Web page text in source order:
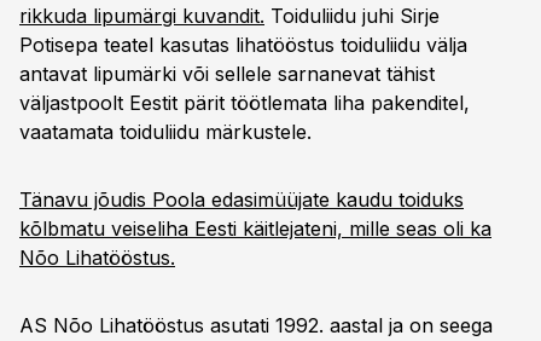
rikkuda lipumärgi kuvandit. Toiduliidu juhi Sirje
Potisepa teatel kasutas lihatööstus toiduliidu välja
antavat lipumärki või sellele sarnanevat tähist
väljastpoolt Eestit pärit töötlemata liha pakenditel,
vaatamata toiduliidu märkustele.
Tänavu jõudis Poola edasimüüjate kaudu toiduks
kõlbmatu veiseliha Eesti käitlejateni, mille seas oli ka
Nõo Lihatööstus.
AS Nõo Lihatööstus asutati 1992. aastal ja on seega